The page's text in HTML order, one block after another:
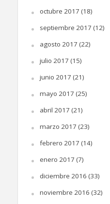
octubre 2017 (18)
septiembre 2017 (12)
agosto 2017 (22)
julio 2017 (15)
junio 2017 (21)
mayo 2017 (25)
abril 2017 (21)
marzo 2017 (23)
febrero 2017 (14)
enero 2017 (7)
diciembre 2016 (33)
noviembre 2016 (32)